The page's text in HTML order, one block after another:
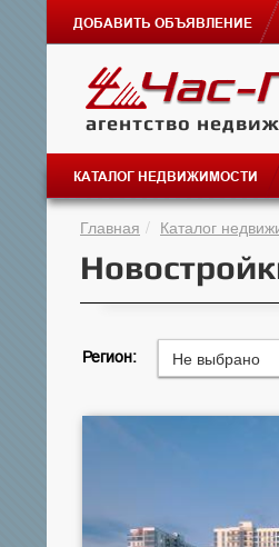
ДОБАВИТЬ ОБЪЯВЛЕНИЕ
агентство
КАТАЛОГ НЕДВИЖИМОСТИ
Главная Каталог
Регион: Не выбрано